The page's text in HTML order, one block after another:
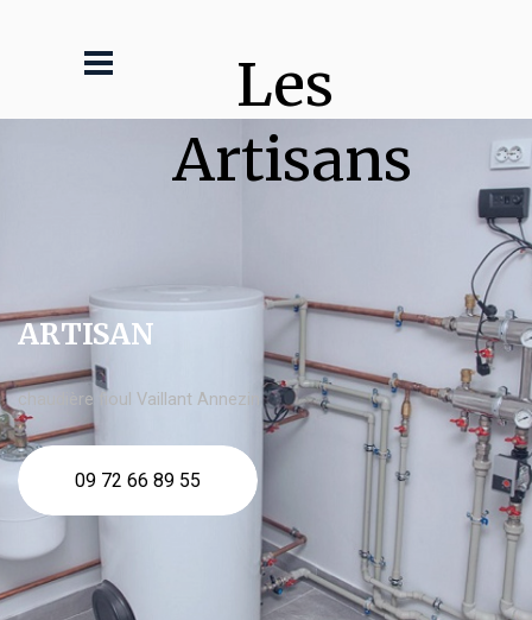
Les
Artisans
ARTISAN
chaudière fioul Vaillant Annezin
09 72 66 89 55